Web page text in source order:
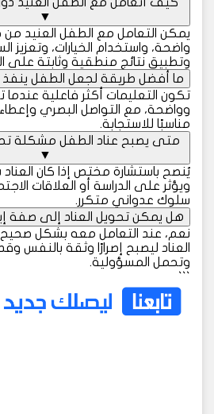
▼
يمكن التعامل مع الطفل العنيد
واضحة، واستخدام الخيارات، وتعزيز
وتطبيق نتائج منطقية وثابتة على
ما أفضل طريقة لجعل الطفل ينفذ
تكون التعليمات أكثر فاعلية
وواضحة، مع التواصل البصري
مناسبًا للاستجابة.
متى يصبح عناد الطفل مشكلة
▼
يُنصح باستشارة مختص إذا كان
ويؤثر على الدراسة أو العلاقات
سلوك عدواني متكرر.
هل يمكن تحويل العناد إلى صفة
نعم، عند التعامل معه بشكل
العناد ليصبح إصرارًا وثقة بالنفس
وتحمل المسؤولية.
```